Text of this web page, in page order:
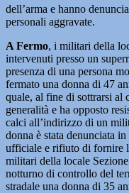
dell’arma e hanno
personali aggravate.
A Fermo, i militari della
intervenuti presso un
presenza di una persona
fermato una donna di 47
quale, al fine di sottrarsi
generalità e ha opposto
calci all’indirizzo di un
donna è stata denunciata
ufficiale e rifiuto di fornire
militari della locale
notturno di controllo del
stradale una donna di 35